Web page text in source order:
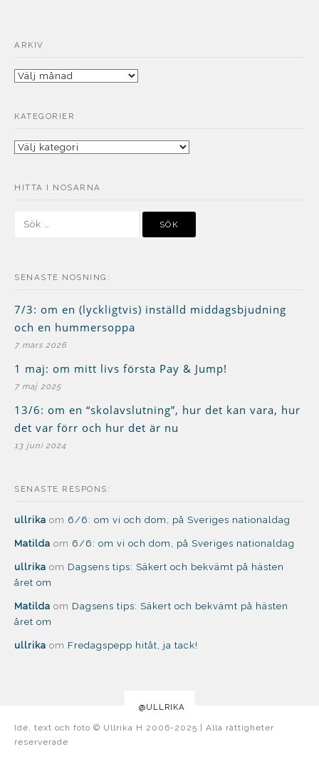
ARKIV
Arkiv
KATEGORIER
Kategorier
HITTA I NOSARNA
SENASTE NOSNING:
7/3: om en (lyckligtvis) inställd middagsbjudning
och en hummersoppa
7 mars 2026
1 maj: om mitt livs första Pay & Jump!
7 maj 2025
13/6: om en “skolavslutning”, hur det kan vara, hur
det var förr och hur det är nu
13 juni 2024
SENASTE RESPONS:
ullrika om 6/6: om vi och dom, på Sveriges nationaldag
Matilda om 6/6: om vi och dom, på Sveriges nationaldag
ullrika om Dagsens tips: Säkert och bekvämt på hästen
året om
Matilda om Dagsens tips: Säkert och bekvämt på hästen
året om
ullrika om Fredagspepp hitåt, ja tack!
@ULLRIKA
Idé, text och foto © Ullrika H 2006-2025 | Alla rättigheter
reserverade